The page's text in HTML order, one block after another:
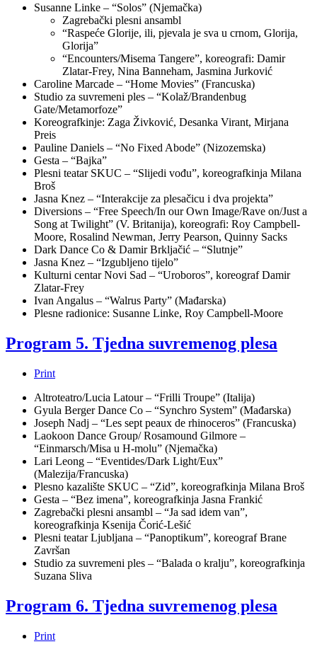
Susanne Linke – “Solos” (Njemačka)
Zagrebački plesni ansambl
“Raspeće Glorije, ili, pjevala je sva u crnom, Glorija,
Glorija”
“Encounters/Misema Tangere”, koreografi: Damir
Zlatar-Frey, Nina Banneham, Jasmina Jurković
Caroline Marcade – “Home Movies” (Francuska)
Studio za suvremeni ples – “Kolaž/Brandenbug
Gate/Metamorfoze”
Koreografkinje: Zaga Živković, Desanka Virant, Mirjana
Preis
Pauline Daniels – “No Fixed Abode” (Nizozemska)
Gesta – “Bajka”
Plesni teatar SKUC – “Slijedi vođu”, koreografkinja Milana
Broš
Jasna Knez – “Interakcije za plesačicu i dva projekta”
Diversions – “Free Speech/In our Own Image/Rave on/Just a
Song at Twilight” (V. Britanija), koreografi: Roy Campbell-
Moore, Rosalind Newman, Jerry Pearson, Quinny Sacks
Dark Dance Co & Damir Brkljačić – “Slutnje”
Jasna Knez – “Izgubljeno tijelo”
Kulturni centar Novi Sad – “Uroboros”, koreograf Damir
Zlatar-Frey
Ivan Angalus – “Walrus Party” (Mađarska)
Plesne radionice: Susanne Linke, Roy Campbell-Moore
Program 5. Tjedna suvremenog plesa
Print
Altroteatro/Lucia Latour – “Frilli Troupe” (Italija)
Gyula Berger Dance Co – “Synchro System” (Mađarska)
Joseph Nadj – “Les sept peaux de rhinoceros” (Francuska)
Laokoon Dance Group/ Rosamound Gilmore –
“Einmarsch/Misa u H-molu” (Njemačka)
Lari Leong – “Eventides/Dark Light/Eux”
(Malezija/Francuska)
Plesno kazalište SKUC – “Zid”, koreografkinja Milana Broš
Gesta – “Bez imena”, koreografkinja Jasna Frankić
Zagrebački plesni ansambl – “Ja sad idem van”,
koreografkinja Ksenija Čorić-Lešić
Plesni teatar Ljubljana – “Panoptikum”, koreograf Brane
Završan
Studio za suvremeni ples – “Balada o kralju”, koreografkinja
Suzana Sliva
Program 6. Tjedna suvremenog plesa
Print